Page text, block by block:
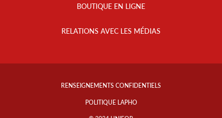
BOUTIQUE EN LIGNE
RELATIONS AVEC LES MÉDIAS
Footer
RENSEIGNEMENTS CONFIDENTIELS
POLITIQUE LAPHO